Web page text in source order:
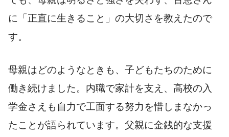
に「正直に生きること」の大切さを教えたので
す。
母親はどのようなときも、子どもたちのために
働き続けました。内職で家計を支え、高校の入
学金さえも自力で工面する努力を惜しまなかっ
たことが語られています。父親に金銭的な支援